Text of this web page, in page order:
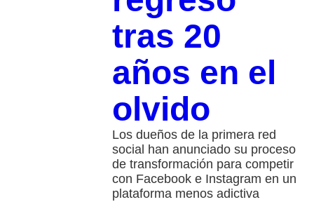
tras 20
años en el
olvido
Los dueños de la primera red
social han anunciado su proceso
de transformación para competir
con Facebook e Instagram en un
plataforma menos adictiva